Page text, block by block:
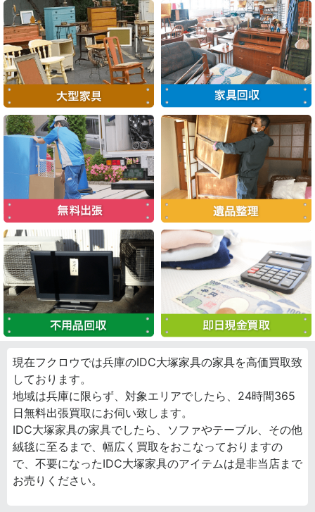
現在フクロウでは兵庫のIDC大塚家具の家具を高価買取致
しております。
地域は兵庫に限らず、対象エリアでしたら、24時間365
日無料出張買取にお伺い致します。
IDC大塚家具の家具でしたら、ソファやテーブル、その他
絨毯に至るまで、幅広く買取をおこなっておりますの
で、不要になったIDC大塚家具のアイテムは是非当店まで
お売りください。